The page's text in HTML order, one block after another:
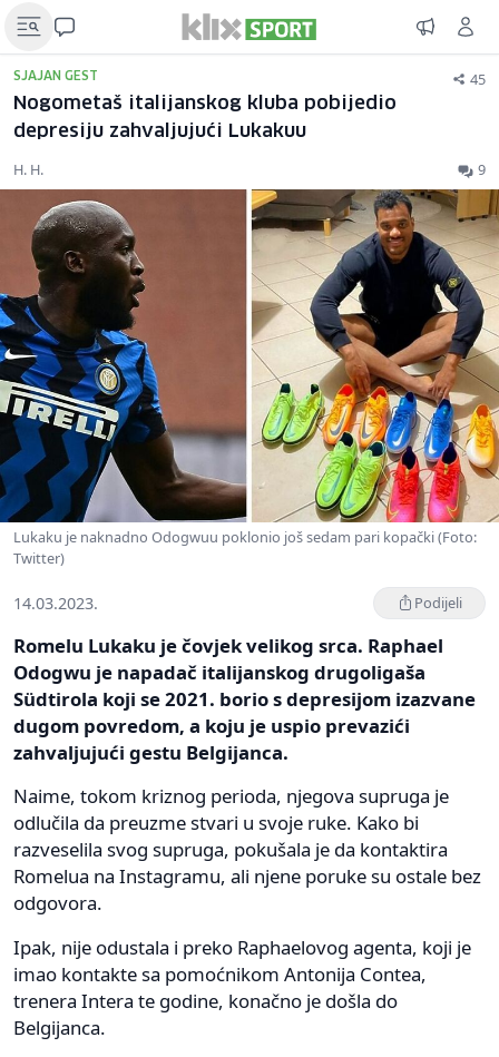
SJAJAN GEST 45
Nogometaš italijanskog kluba pobijedio
depresiju zahvaljujući Lukakuu
H. H. 9
Lukaku je naknadno Odogwuu poklonio još sedam pari kopački (Foto:
Twitter)
14.03.2023. Podijeli
Romelu Lukaku je čovjek velikog srca. Raphael
Odogwu je napadač italijanskog drugoligaša
Südtirola koji se 2021. borio s depresijom izazvane
dugom povredom, a koju je uspio prevazići
zahvaljujući gestu Belgijanca.
Naime, tokom kriznog perioda, njegova supruga je
odlučila da preuzme stvari u svoje ruke. Kako bi
razveselila svog supruga, pokušala je da kontaktira
Romelua na Instagramu, ali njene poruke su ostale bez
odgovora.
Ipak, nije odustala i preko Raphaelovog agenta, koji je
imao kontakte sa pomoćnikom Antonija Contea,
trenera Intera te godine, konačno je došla do
Belgijanca.